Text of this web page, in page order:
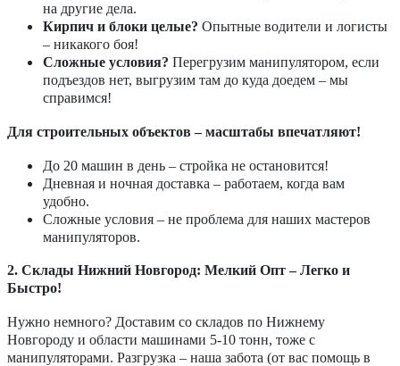
на другие дела.
Кирпич и блоки целые? Опытные водители и логисты
– никакого боя!
Сложные условия? Перегрузим манипулятором, если
подъездов нет, выгрузим там до куда доедем – мы
справимся!
Для строительных объектов – масштабы впечатляют!
До 20 машин в день – стройка не остановится!
Дневная и ночная доставка – работаем, когда вам
удобно.
Сложные условия – не проблема для наших мастеров
манипуляторов.
2. Склады Нижний Новгород: Мелкий Опт – Легко и
Быстро!
Нужно немного? Доставим со складов по Нижнему
Новгороду и области машинами 5-10 тонн, тоже с
манипуляторами. Разгрузка – наша забота (от вас помощь в